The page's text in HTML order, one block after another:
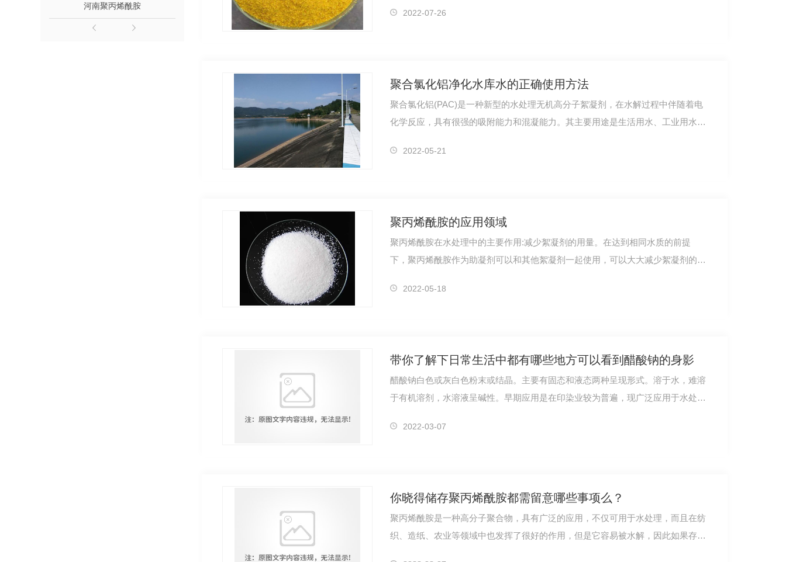
河南聚丙烯酰胺 河南聚合氯化铝
2022-07-26
聚合氯化铝净化水库水的正确使用方法
聚合氯化铝(PAC)是一种新型的水处理无机高分子絮凝剂，在水解过程中伴随着电
化学反应，具有很强的吸附能力和混凝能力。其主要用途是生活用水、工业用水净
2022-05-21
聚丙烯酰胺的应用领域
聚丙烯酰胺在水处理中的主要作用:减少絮凝剂的用量。在达到相同水质的前提
下，聚丙烯酰胺作为助凝剂可以和其他絮凝剂一起使用，可以大大减少絮凝剂的用
2022-05-18
带你了解下日常生活中都有哪些地方可以看到醋酸钠的身影
醋酸钠白色或灰白色粉末或结晶。主要有固态和液态两种呈现形式。溶于水，难溶
于有机溶剂，水溶液呈碱性。早期应用是在印染业较为普遍，现广泛应用于水处理
2022-03-07
你晓得储存聚丙烯酰胺都需留意哪些事项么？
聚丙烯酰胺是一种高分子聚合物，具有广泛的应用，不仅可用于水处理，而且在纺
织、造纸、农业等领域中也发挥了很好的作用，但是它容易被水解，因此如果存放